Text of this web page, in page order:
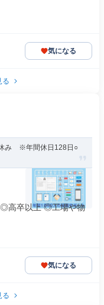
気になる
る
休み ※年間休日128日○
◎高卒以上 ◎工場や物
気になる
る